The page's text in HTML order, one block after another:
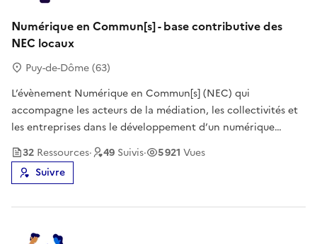
Numérique en Commun[s] - base contributive des
NEC locaux
L’évènement Numérique en Commun[s] (NEC) qui
accompagne les acteurs de la médiation, les collectivités et
les entreprises dans le développement d’un numérique
d’intérêt général inclusif, éthique et durable n’est pas qu’un
évènement national. C’est aussi un dispositif ouvert à toutes
et tous mobilisa
Puy-de-Dôme (63)
32 Ressources· 49 Suivis· 5 921 Vues
Suivre